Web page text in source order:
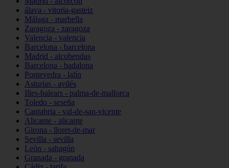
álava - vitoria-gasteiz
Málaga - marbella
Zaragoza - zaragoza
Valencia - valencia
Barcelona - barcelona
Madrid - alcobendas
Barcelona - badalona
Pontevedra - lalín
Asturias - avilés
Illes-balears - palma-de-mallorca
Toledo - seseña
Cantabria - val-de-san-vicente
Alicante - alicante
Girona - lloret-de-mar
Sevilla - sevilla
León - sahagún
Granada - granada